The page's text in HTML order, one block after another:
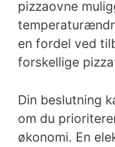
pizzaovne
en fordel ved
forskellige
Din beslutning
om du
økonomi. En